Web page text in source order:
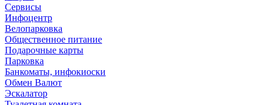
Сервисы
Инфоцентр
Велопарковка
Общественное питание
Подарочные карты
Парковка
Банкоматы, инфокиоски
Обмен Валют
Эскалатор